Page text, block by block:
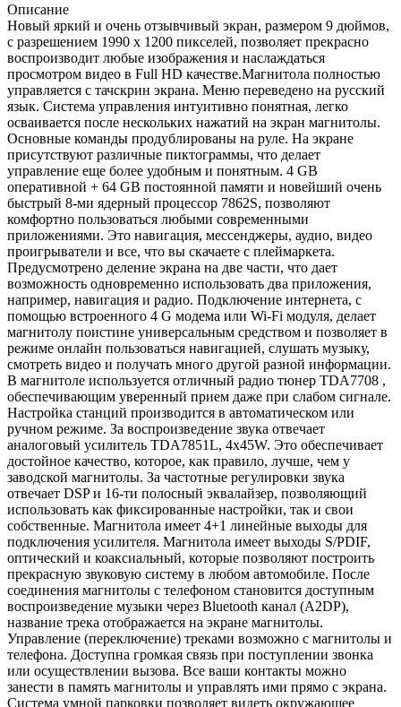
Описание
Новый яркий и очень отзывчивый экран, размером 9 дюймов,
с разрешением 1990 х 1200 пикселей, позволяет прекрасно
воспроизводит любые изображения и наслаждаться
просмотром видео в Full HD качестве.Магнитола полностью
управляется с тачскрин экрана. Меню переведено на русский
язык. Система управления интуитивно понятная, легко
осваивается после нескольких нажатий на экран магнитолы.
Основные команды продублированы на руле. На экране
присутствуют различные пиктограммы, что делает
управление еще более удобным и понятным. 4 GB
оперативной + 64 GB постоянной памяти и новейший очень
быстрый 8-ми ядерный процессор 7862S, позволяют
комфортно пользоваться любыми современными
приложениями. Это навигация, мессенджеры, аудио, видео
проигрыватели и все, что вы скачаете с плеймаркета.
Предусмотрено деление экрана на две части, что дает
возможность одновременно использовать два приложения,
например, навигация и радио. Подключение интернета, с
помощью встроенного 4 G модема или Wi-Fi модуля, делает
магнитолу поистине универсальным средством и позволяет в
режиме онлайн пользоваться навигацией, слушать музыку,
смотреть видео и получать много другой разной информации.
В магнитоле используется отличный радио тюнер TDA7708 ,
обеспечивающим уверенный прием даже при слабом сигнале.
Настройка станций производится в автоматическом или
ручном режиме. За воспроизведение звука отвечает
аналоговый усилитель TDA7851L, 4x45W. Это обеспечивает
достойное качество, которое, как правило, лучше, чем у
заводской магнитолы. За частотные регулировки звука
отвечает DSP и 16-ти полосный эквалайзер, позволяющий
использовать как фиксированные настройки, так и свои
собственные. Магнитола имеет 4+1 линейные выходы для
подключения усилителя. Магнитола имеет выходы S/PDIF,
оптический и коаксиальный, которые позволяют построить
прекрасную звуковую систему в любом автомобиле. После
соединения магнитолы с телефоном становится доступным
воспроизведение музыки через Bluetooth канал (A2DP),
название трека отображается на экране магнитолы.
Управление (переключение) треками возможно с магнитолы и
телефона. Доступна громкая связь при поступлении звонка
или осуществлении вызова. Все ваши контакты можно
занести в память магнитолы и управлять ими прямо с экрана.
Система умной парковки позволяет видеть окружающее